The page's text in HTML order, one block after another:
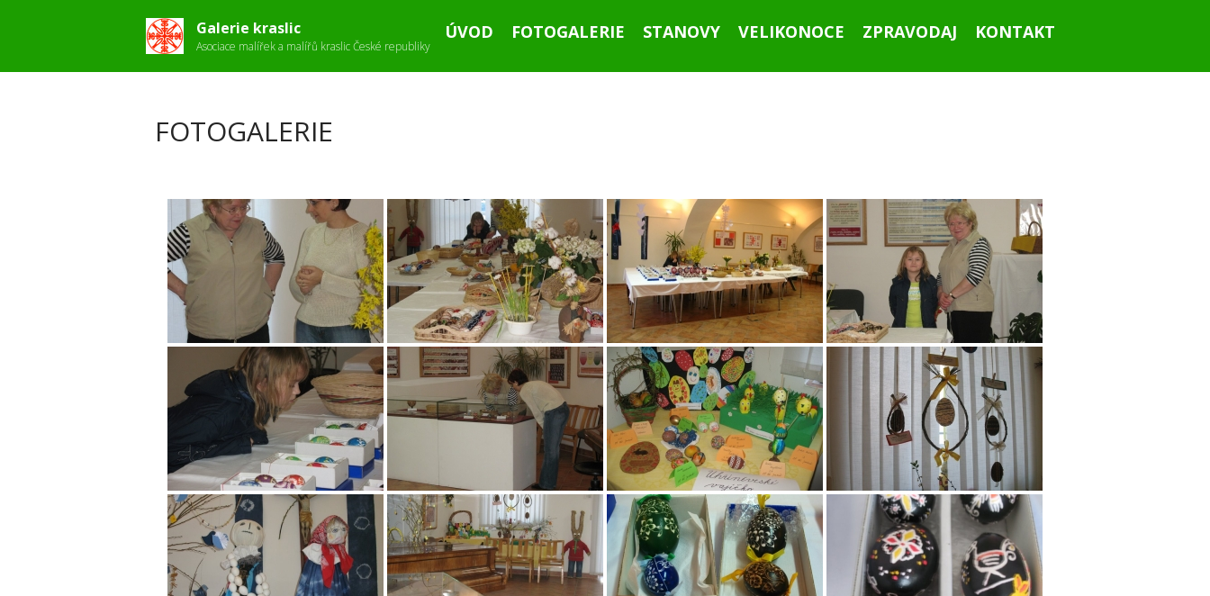
Září 2015
Nezařazené
Přihlásit se
Zdroj kanálů (příspěvky)
Kanál komentářů
Česká lokalizace
Galerie kraslic
Asociace malířek a malířů kraslic České republiky
ÚVOD FOTOGALERIE STANOVY VELIKONOCE ZPRAVODAJ KONTAKT
FOTOGALERIE